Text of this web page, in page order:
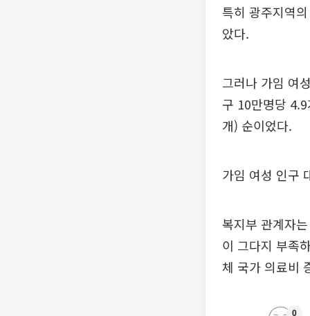
특히 광주지역
았다.
그러나 가임 여
구 10만명당
개) 순이었다.
가임 여성 인구
복지부 관계자
이 그다지 부족
체 국가 의료비
0